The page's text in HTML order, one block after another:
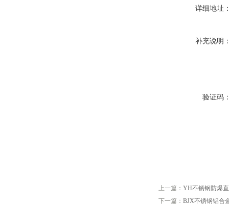
详细地址
补充说明
验证码
上一篇： YH不锈钢防爆
下一篇： BJX不锈钢铝合